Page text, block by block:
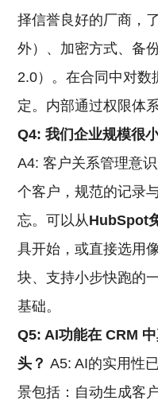
择信誉良好的厂商，
外）、加密方式、备
2.0）。在合同中对数
定。内部通过权限体
Q4: 我们企业规模很
A4: 客户关系管理意
个客户，规范的记录
忘。可以从HubSpot
具开始，或直接选用
块、支持小步快跑的
基础。
Q5: AI功能在 CRM
头？ A5: AI的实用性
景包括：自动生成客